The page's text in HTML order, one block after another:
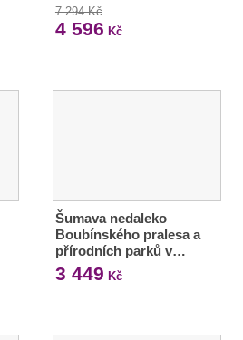
7 294 Kč
4 596 Kč
Šumava nedaleko
Boubínského pralesa a
přírodních parků v…
3 449 Kč